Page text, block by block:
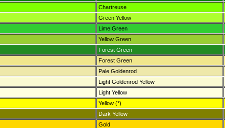
Chartreuse
Green Yellow
Lime Green
Yellow Green
Forest Green
Forest Green
Pale Goldenrod
Light Goldenrod Yellow
Light Yellow
Yellow (*)
Dark Yellow
Gold